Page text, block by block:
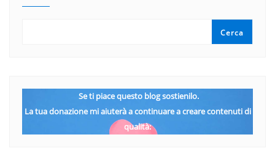
Cerca
Se ti piace questo blog sostienilo.
La tua donazione mi aiuterà a continuare a creare contenuti di
qualità: